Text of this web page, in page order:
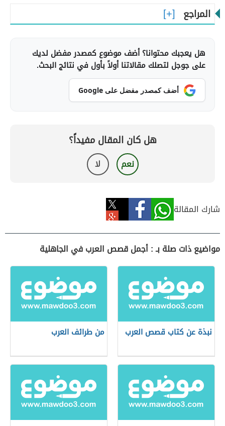
المراجع
هل يعجبك محتوانا؟ أضف موضوع كمصدر مفضل لديك
على جوجل لتصلك مقالاتنا أولاً بأول في نتائج البحث.
أضف كمصدر مفضل على Google
هل كان المقال مفيداً؟
نعم لا
شارك المقالة
مواضيع ذات صلة بـ : أجمل قصص العرب في الجاهلية
نبذة عن كتاب قصص العرب من طرائف العرب